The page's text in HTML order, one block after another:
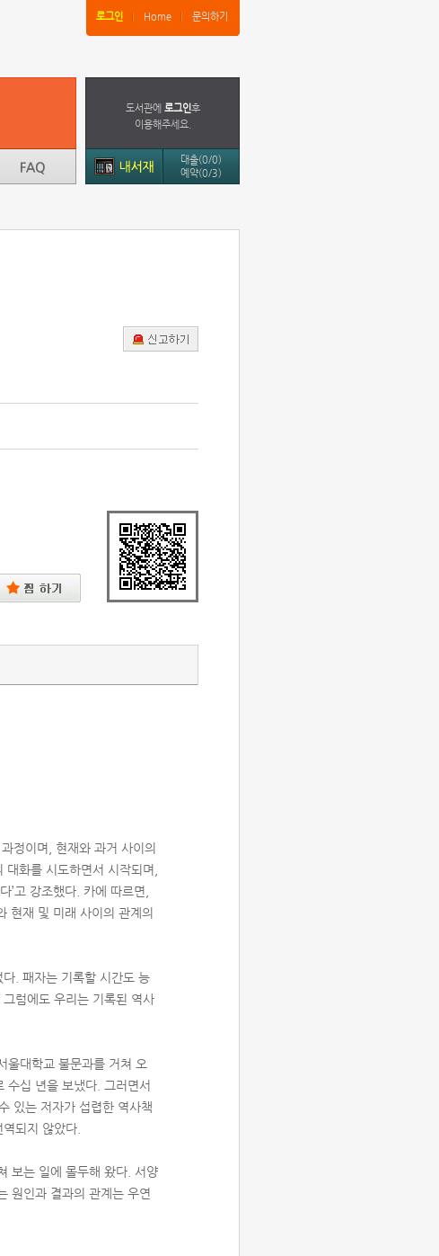
로그인 Home 문의하기
도서관에 로그인후
이용해주세요.
대출(0/0)
예약(0/3)
정이며, 현재와 과거 사이의
화를 시도하면서 시작되며,
고 강조했다. 카에 따르면,
현재 및 미래 사이의 관계의
. 패자는 기록할 시간도 능
럼에도 우리는 기록된 역사
울대학교 불문과를 거쳐 오
수십 년을 보냈다. 그러면서
있는 저자가 섭렵한 역사책
되지 않았다.
보는 일에 몰두해 왔다. 서양
원인과 결과의 관계는 우연